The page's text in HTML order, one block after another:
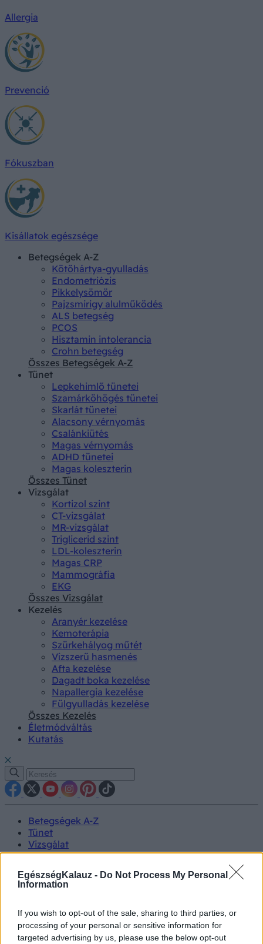
EgészségKalauz - Do Not Process My Personal
Information
If you wish to opt-out of the sale, sharing to third parties, or
processing of your personal or sensitive information for
targeted advertising by us, please use the below opt-out
Allergia
Prevenció
Fókuszban
Kisállatok egészsége
Betegségek A-Z
Kötőhártya-gyulladás
Endometriózis
Pikkelysömör
Pajzsmirigy alulműködés
ALS betegség
PCOS
Hisztamin intolerancia
Crohn betegség
Összes Betegségek A-Z
Tünet
Lepkehimlő tünetei
Szamárköhögés tünetei
Skarlát tünetei
Alacsony vérnyomás
Csalánkiütés
Magas vérnyomás
ADHD tünetei
Magas koleszterin
Összes Tünet
Vizsgálat
Kortizol szint
CT-vizsgálat
MR-vizsgálat
Triglicerid szint
LDL-koleszterin
Magas CRP
Mammográfia
EKG
Összes Vizsgálat
Kezelés
Aranyér kezelése
Kemoterápia
Szürkehályog műtét
Vízszerű hasmenés
Afta kezelése
Dagadt boka kezelése
Napallergia kezelése
Fülgyulladás kezelése
Összes Kezelés
Életmódváltás
Kutatás
Betegségek A-Z
Tünet
Vizsgálat
Kezelés
Kutatás
Prevenció
Videók
Kisállatok egészsége